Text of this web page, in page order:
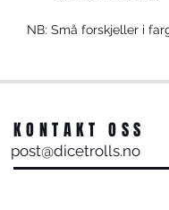
NB: Små forskjeller i
KONTAKT OSS
post@dicetrolls.no